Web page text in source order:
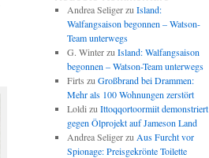
Andrea Seligerzu Island:
Walfangsaison begonnen – Watson-
Team unterwegs
G. Winterzu Island: Walfangsaison
begonnen – Watson-Team unterwegs
Firts zu Großbrand bei Drammen:
Mehr als 100 Wohnungen zerstört
Loldi zu Ittoqqortoormiit demonstriert
gegen Ölprojekt auf Jameson Land
Andrea Seligerzu Aus Furcht vor
Spionage: Preisgekrönte Toilette